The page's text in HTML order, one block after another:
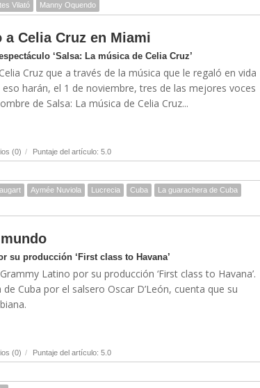
Vilató Manny Oquendo
Celia Cruz en Miami
‘Salsa: La música de Celia Cruz’
Cruz que a través de la música que le regaló en vida
harán, el 1 de noviembre, tres de las mejores voces
de Salsa: La música de Celia Cruz...
(0) / Puntaje del artículo: 5.0
Aymée Nuviola Lucrecia Cuba
La guarachera de Cuba
su producción ‘First class to Havana’
Latino por su producción ‘First class to Havana’.
Cuba por el salsero Oscar D’León, cuenta que su
(0) / Puntaje del artículo: 5.0